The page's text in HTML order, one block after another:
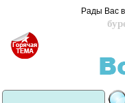
Рады Вас